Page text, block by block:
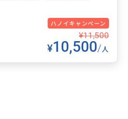
ハノイキャンペーン
¥11,500
¥10,500/人